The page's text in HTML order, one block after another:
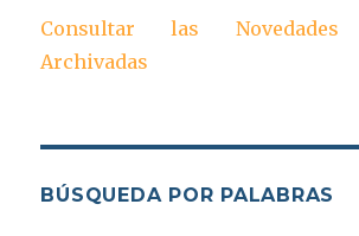
Consultar las Novedades
Archivadas
BÚSQUEDA POR PALABRAS